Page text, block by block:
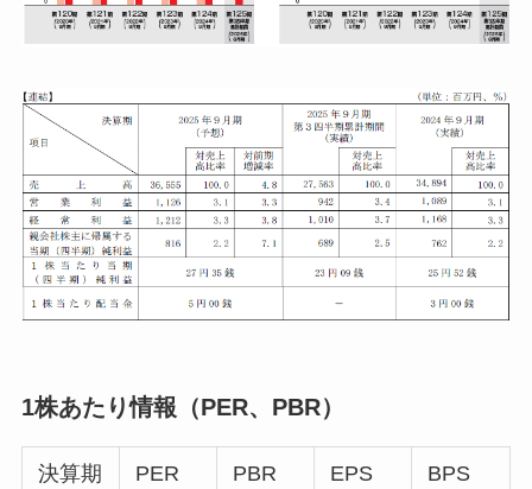
1株あたり情報（PER、PBR）
決算期
PER PBR EPS BPS